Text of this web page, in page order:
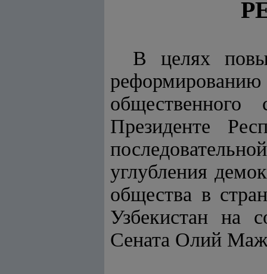
В целях
общественного
Президенте
углубления
общества в
Узбекистан на
Сената Олий